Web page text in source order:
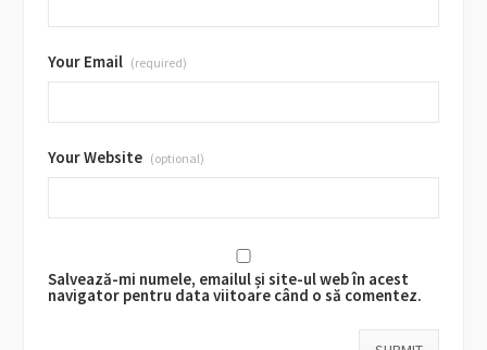
Your Email (required)
Your Website (optional)
Salvează-mi numele, emailul și site-ul web în acest
navigator pentru data viitoare când o să comentez.